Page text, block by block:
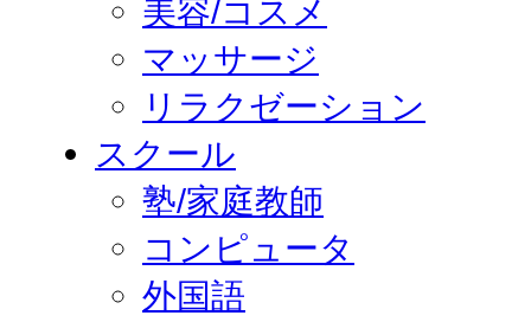
美容/コスメ
マッサージ
リラクゼーション
スクール
塾/家庭教師
コンピュータ
外国語